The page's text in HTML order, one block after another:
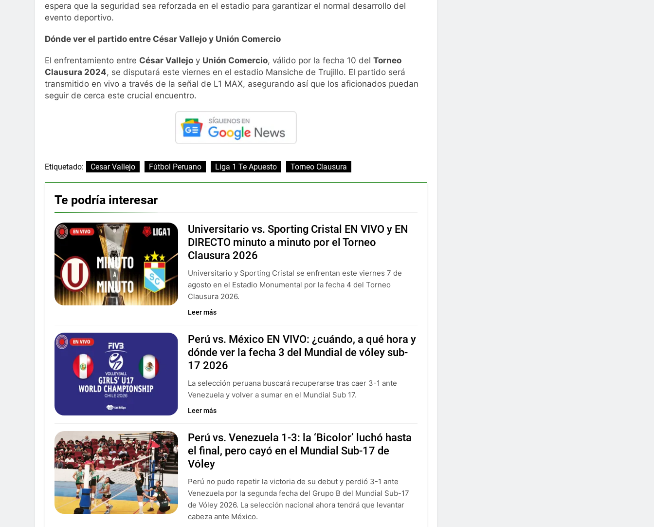
espera que la seguridad sea reforzada en el estadio para garantizar el normal desarrollo del
evento deportivo.
Dónde ver el partido entre César Vallejo y Unión Comercio
El enfrentamiento entre César Vallejo y Unión Comercio, válido por la fecha 10 del Torneo
Clausura 2024, se disputará este viernes en el estadio Mansiche de Trujillo. El partido será
transmitido en vivo a través de la señal de L1 MAX, asegurando así que los aficionados puedan
seguir de cerca este crucial encuentro.
Etiquetado: Cesar Vallejo Fútbol Peruano Liga 1 Te Apuesto Torneo Clausura
Te podría interesar
Universitario vs. Sporting Cristal EN VIVO y EN
DIRECTO minuto a minuto por el Torneo
Clausura 2026
Universitario y Sporting Cristal se enfrentan este viernes 7 de
agosto en el Estadio Monumental por la fecha 4 del Torneo
Clausura 2026.
Leer más
Perú vs. México EN VIVO: ¿cuándo, a qué hora y
dónde ver la fecha 3 del Mundial de vóley sub-
17 2026
La selección peruana buscará recuperarse tras caer 3-1 ante
Venezuela y volver a sumar en el Mundial Sub 17.
Leer más
Perú vs. Venezuela 1-3: la ‘Bicolor’ luchó hasta
el final, pero cayó en el Mundial Sub-17 de
Vóley
Perú no pudo repetir la victoria de su debut y perdió 3-1 ante
Venezuela por la segunda fecha del Grupo B del Mundial Sub-17
de Vóley 2026. La selección nacional ahora tendrá que levantar
cabeza ante México.